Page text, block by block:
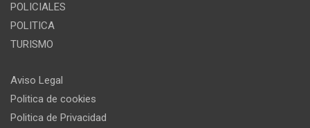
POLICIALES
POLITICA
TURISMO
Aviso Legal
Politica de cookies
Politica de Privacidad